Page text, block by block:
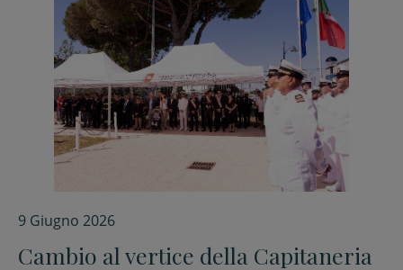
9 Giugno 2026
Cambio al vertice della Capitaneria